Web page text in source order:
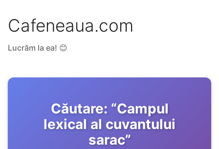
Cafeneaua.com
Lucrăm la ea! 😊
Căutare: “Campul
lexical al cuvantului
sarac”